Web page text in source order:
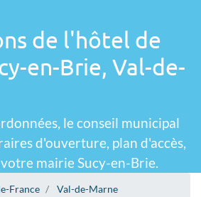
de l'hôtel de
en-Brie, Val-de-
le conseil municipal
d'ouverture, plan d'accès,
mairie Sucy-en-Brie.
France
Val-de-Marne